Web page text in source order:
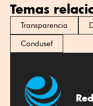
Temas
Transparencia
Condusef